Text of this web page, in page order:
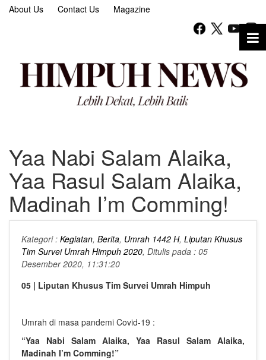
About Us Contact Us Magazine
Yaa Nabi Salam Alaika,
Yaa Rasul Salam Alaika,
Madinah I’m Comming!
Kategori : Kegiatan, Berita, Umrah 1442 H, Liputan Khusus
Tim Survei Umrah Himpuh 2020, Ditulis pada : 05
Desember 2020, 11:31:20
05 | Liputan Khusus Tim Survei Umrah Himpuh
Umrah di masa pandemi Covid-19 :
“Yaa Nabi Salam Alaika, Yaa Rasul Salam Alaika,
Madinah I’m Comming!”